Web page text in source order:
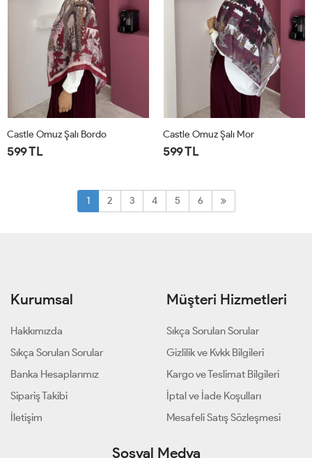
Castle Omuz Şalı Bordo
599 TL
Castle Omuz Şalı Mor
599 TL
1 2 3 4 5 6
Kurumsal
Hakkımızda
Sıkça Sorulan Sorular
Banka Hesaplarımız
Sipariş Takibi
İletişim
Müşteri Hizmetleri
Sıkça Sorulan Sorular
Gizlilik ve Kvkk Bilgileri
Kargo ve Teslimat Bilgileri
İptal ve İade Koşulları
Mesafeli Satış Sözleşmesi
Sosyal Medya